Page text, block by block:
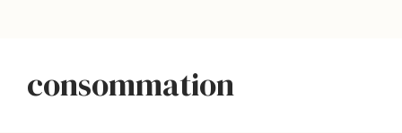
consommation